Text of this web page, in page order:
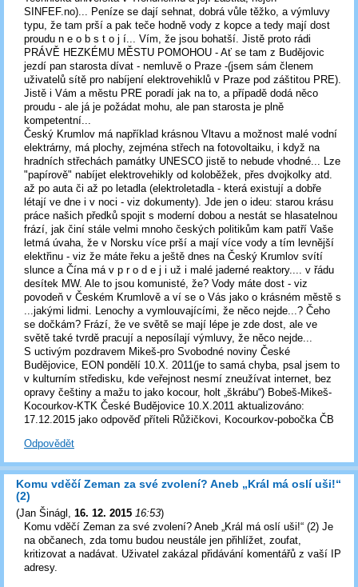
SINFEF.no)... Peníze se dají sehnat, dobrá vůle těžko, a výmluvy
typu, že tam prší a pak teče hodně vody z kopce a tedy mají dost
proudu n e o b s t o j í... Vím, že jsou bohatší. Jistě proto rádi
PRÁVĚ HEZKÉMU MĚSTU POMOHOU - Ať se tam z Budějovic
jezdí pan starosta dívat - nemluvě o Praze -(jsem sám členem
uživatelů sítě pro nabíjení elektrovehiklů v Praze pod záštitou PRE).
Jistě i Vám a městu PRE poradí jak na to, a případě dodá něco
proudu - ale já je požádat mohu, ale pan starosta je plně
kompetentní...
Český Krumlov má například krásnou Vltavu a možnost malé vodní
elektrárny, má plochy, zejména střech na fotovoltaiku, i když na
hradních střechách památky UNESCO jistě to nebude vhodné... Lze
"papírově" nabíjet elektrovehikly od koloběžek, přes dvojkolky atd.
až po auta či až po letadla (elektroletadla - která existují a dobře
létají ve dne i v noci - viz dokumenty). Jde jen o ideu: starou krásu
práce našich předků spojit s moderní dobou a nestát se hlasatelnou
frází, jak činí stále velmi mnoho českých politikům kam patří Vaše
letmá úvaha, že v Norsku více prší a mají více vody a tím levnější
elektřinu - viz že máte řeku a ještě dnes na Český Krumlov svítí
slunce a Čína má v p r o d e j i už i malé jaderné reaktory.... v řádu
desítek MW. Ale to jsou komunisté, že? Vody máte dost - viz
povodeň v Českém Krumlově a ví se o Vás jako o krásném městě s
...jakými lidmi. Lenochy a vymlouvajícími, že něco nejde...? Čeho
se dočkám? Frází, že ve světě se mají lépe je zde dost, ale ve
světě také tvrdě pracují a neposílají výmluvy, že něco nejde...
S uctivým pozdravem Mikeš-pro Svobodné noviny České
Budějovice, EON pondělí 10.X. 2011(je to samá chyba, psal jsem to
v kulturním středisku, kde veřejnost nesmí zneužívat internet, bez
opravy češtiny a mažu to jako kocour, holt „škrábu“) Bobeš-Mikeš-
Kocourkov-KTK České Budějovice 10.X.2011 aktualizováno:
17.12.2015 jako odpověď příteli Růžičkovi, Kocourkov-pobočka ČB
Odpovědět
Komu vděčí Zeman za své zvolení? Aneb „Král má oslí uši!“
(2)
(Jan Šinágl 16. 12. 2015 16:53)
Komu vděčí Zeman za své zvolení? Aneb „Král má oslí uši!“ (2) Je
na občanech, zda tomu budou neustále jen přihlížet, zoufat,
kritizovat a nadávat. Uživatel zakázal přidávání komentářů z vaší IP
adresy.